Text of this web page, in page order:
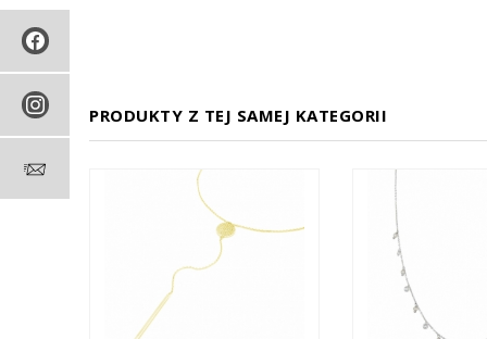
PRODUKTY Z TEJ SAMEJ KATEGORII